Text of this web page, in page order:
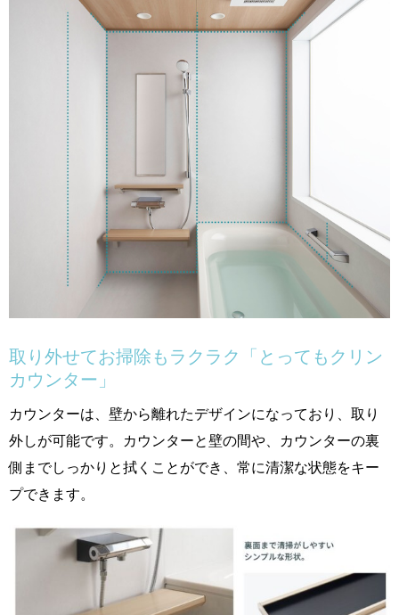
取り外せてお掃除もラクラク「とってもクリン
カウンター」
カウンターは、壁から離れたデザインになっており、取り
外しが可能です。カウンターと壁の間や、カウンターの裏
側までしっかりと拭くことができ、常に清潔な状態をキー
プできます。